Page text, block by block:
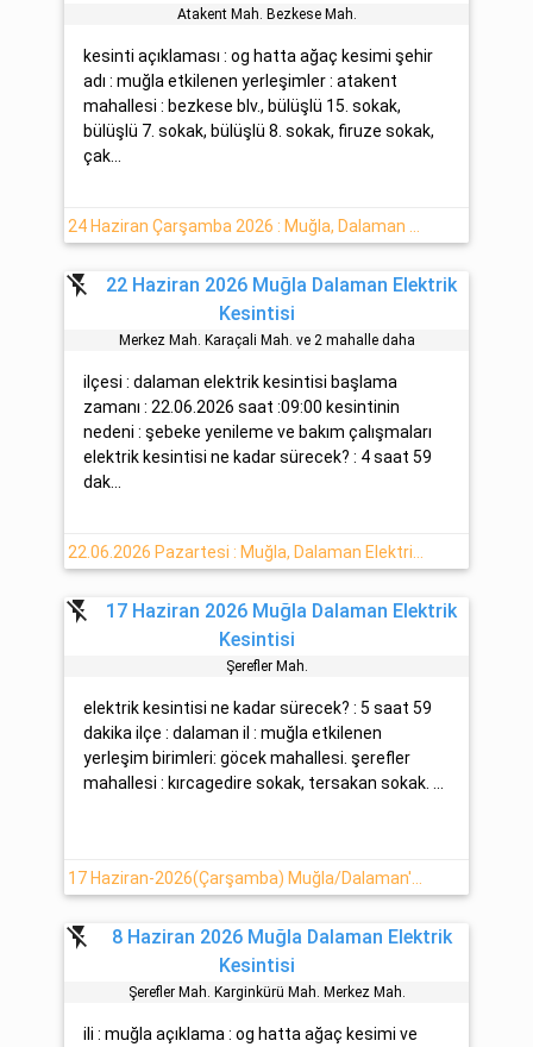
Atakent Mah. Bezkese Mah.
kesinti açıklaması : og hatta ağaç kesimi şehir
adı : muğla etkilenen yerleşimler : atakent
mahallesi : bezkese blv., bülüşlü 15. sokak,
bülüşlü 7. sokak, bülüşlü 8. sokak, firuze sokak,
çak...
flash_off
22 Haziran 2026 Muğla Dalaman Elektrik
Kesintisi
Merkez Mah. Karaçali Mah. ve 2 mahalle daha
ilçesi : dalaman elektrik kesintisi başlama
zamanı : 22.06.2026 saat :09:00 kesintinin
nedeni : şebeke yenileme ve bakım çalışmaları
elektrik kesintisi ne kadar sürecek? : 4 saat 59
dak...
flash_off
17 Haziran 2026 Muğla Dalaman Elektrik
Kesintisi
Şerefler Mah.
elektrik kesintisi ne kadar sürecek? : 5 saat 59
dakika ilçe : dalaman il : muğla etkilenen
yerleşim birimleri: göcek mahallesi. şerefler
mahallesi : kırcagedire sokak, tersakan sokak. ...
flash_off
8 Haziran 2026 Muğla Dalaman Elektrik
Kesintisi
Şerefler Mah. Karginkürü Mah. Merkez Mah.
ili : muğla açıklama : og hatta ağaç kesimi ve